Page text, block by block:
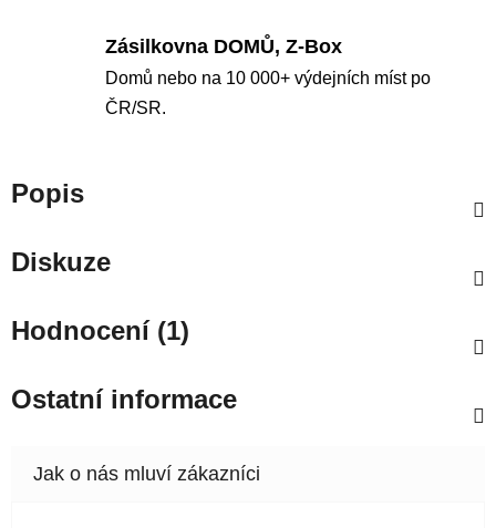
Zásilkovna DOMŮ, Z-Box
Domů nebo na 10 000+ výdejních míst po
ČR/SR.
Popis
Diskuze
Hodnocení (1)
Ostatní informace